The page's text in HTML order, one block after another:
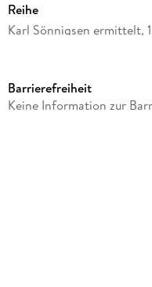
Reihe
Karl Sönnigsen ermittelt, 1
Label
Barrierefreiheit
Keine Information zur